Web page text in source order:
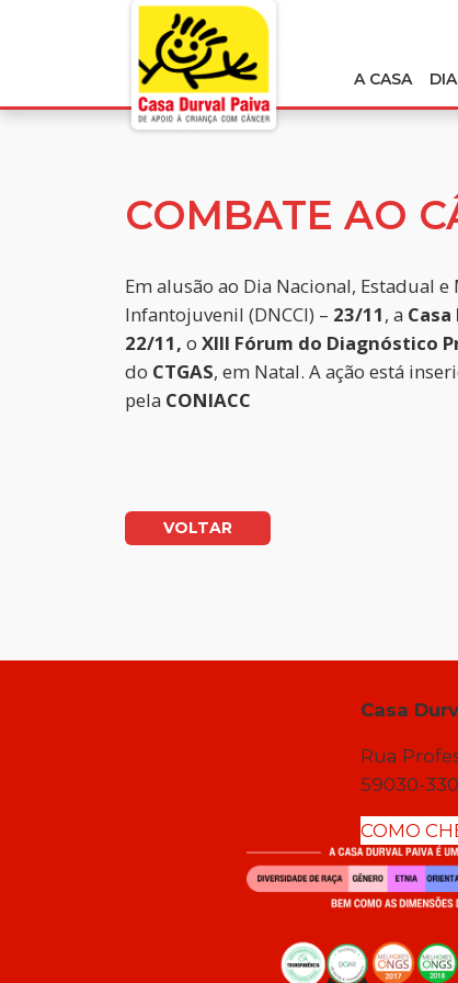
A CASA
COMBATE AO
Em alusão ao Dia Nacional, Estadual
Infantojuvenil (DNCCI) – 23/11, a
22/11, o XIII Fórum do Diagnóstico
do CTGAS, em Natal. A ação está
pela CONIACC
VOLTAR
Casa
Rua
59030-330
COMO